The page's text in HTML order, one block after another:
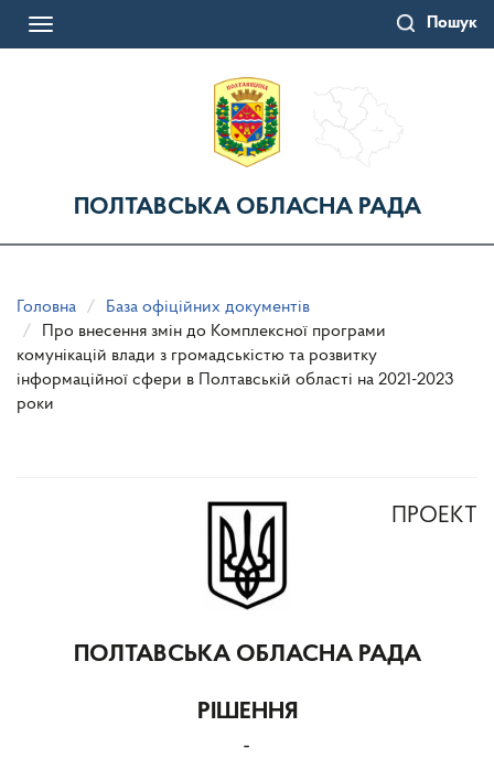
Пошук
Toggle
ПОЛТАВСЬКА ОБЛАСНА РАДА
Головна
База офіційних документів
Про внесення змін до Комплексної програми
комунікацій влади з громадськістю та розвитку
інформаційної сфери в Полтавській області на 2021-2023
роки
ПРОЕКТ
ПОЛТАВСЬКА ОБЛАСНА РАДА
РІШЕННЯ
-